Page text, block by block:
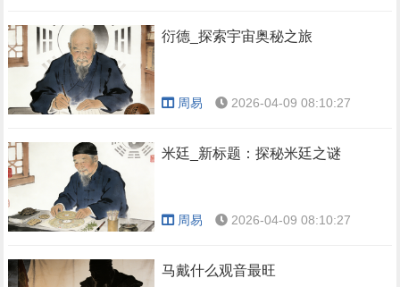
衍德_探索宇宙奥秘之旅
周易 2026-04-09 08:10:27
米廷_新标题：探秘米廷之谜
周易 2026-04-09 08:10:27
马戴什么观音最旺